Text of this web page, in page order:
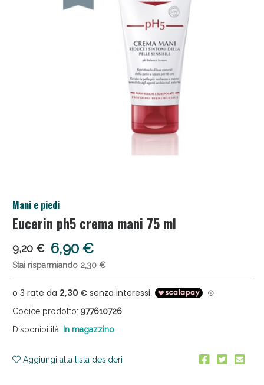
Mani e piedi
Eucerin ph5 crema mani 75 ml
9,20 € 6,90 €
Stai risparmiando 2,30 €
Codice prodotto: 977610726
Disponibilità: In magazzino
Aggiungi alla lista desideri
solo per OGGI!
Salini e Multivitaminici: oggi Sconto extra fino al